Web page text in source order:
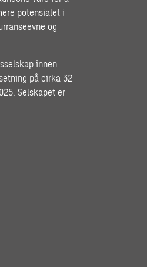
potensialet i
og
innen
på cirka 32
Selskapet er